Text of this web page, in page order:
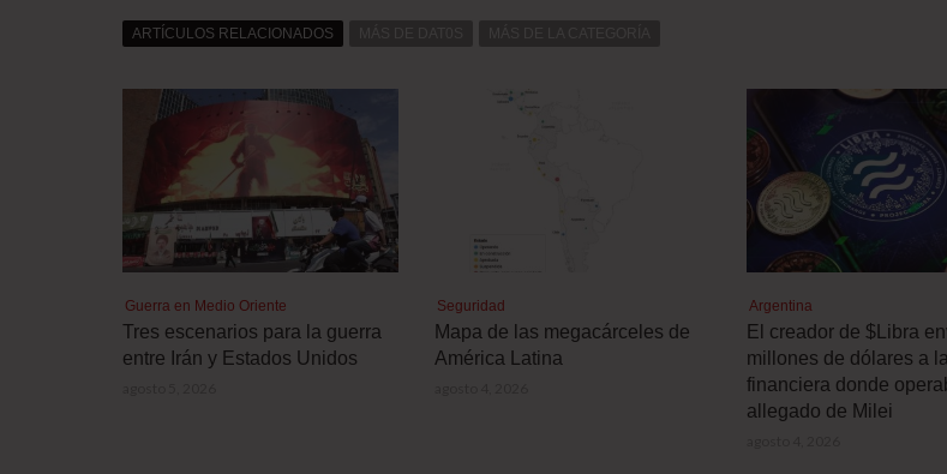
ARTÍCULOS RELACIONADOS
Guerra en Medio Oriente
Tres escenarios para la guerra
entre Irán y Estados Unidos
Seguridad
Mapa de las megacárceles de
América Latina
Argentina
El creador de $Libra
millones de dólares a la
financiera donde
allegado de Milei